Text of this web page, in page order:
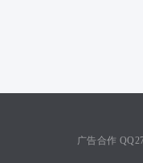
广告合作